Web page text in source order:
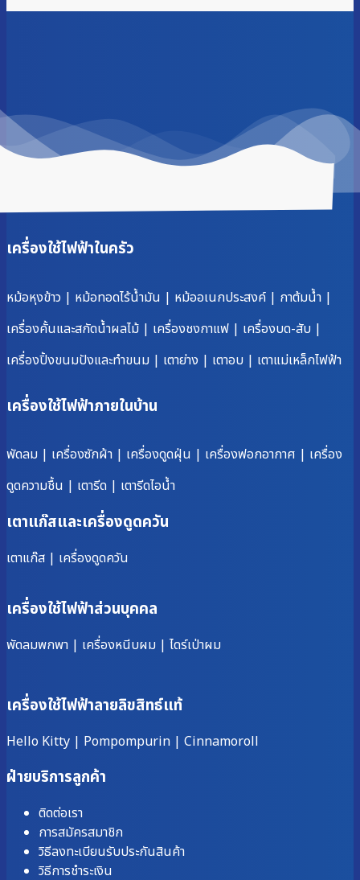
เครื่องใช้ไฟฟ้าในครัว
หม้อหุงข้าว | หม้อทอดไร้น้ำมัน | หม้ออเนกประสงค์ | กาต้มน้ำ |
เครื่องคั้นและสกัดน้ำผลไม้ | เครื่องชงกาแฟ | เครื่องบด-สับ |
เครื่องปิ้งขนมปังและทำขนม | เตาย่าง | เตาอบ | เตาแม่เหล็กไฟฟ้า
เครื่องใช้ไฟฟ้าภายในบ้าน
พัดลม | เครื่องซักผ้า | เครื่องดูดฝุ่น | เครื่องฟอกอากาศ | เครื่อง
ดูดความชื้น | เตารีด | เตารีดไอน้ำ
เตาแก๊สและเครื่องดูดควัน
เตาแก๊ส | เครื่องดูดควัน
เครื่องใช้ไฟฟ้าส่วนบุคคล
พัดลมพกพา | เครื่องหนีบผม | ไดร์เป่าผม
เครื่องใช้ไฟฟ้าลายลิขสิทธ์แท้
Hello Kitty | Pompompurin | Cinnamoroll
ฝ่ายบริการลูกค้า
ติดต่อเรา
การสมัครสมาชิก
วิธีลงทะเบียนรับประกันสินค้า
วิธีการชำระเงิน